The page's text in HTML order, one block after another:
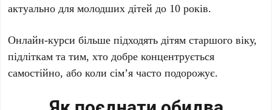
актуально для молодших дітей до 10 років.
Онлайн-курси більше підходять дітям старшого віку,
підліткам та тим, хто добре концентрується
самостійно, або коли сім’я часто подорожує.